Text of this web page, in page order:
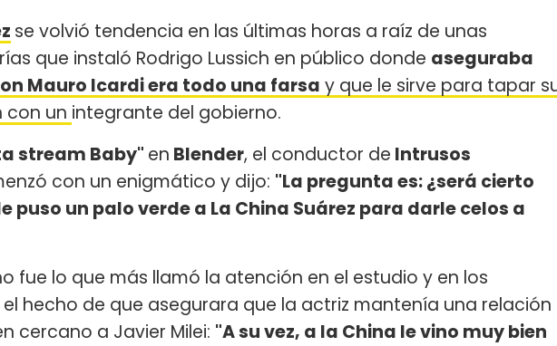
se volvió tendencia en las últimas horas a raíz de unas
que instaló Rodrigo Lussich en público donde aseguraba
Mauro Icardi era todo una farsa y que le sirve para tapar
con un integrante del gobierno.
stream Baby" en Blender, el conductor de Intrusos
con un enigmático y dijo: "La pregunta es: ¿será cierto
puso un palo verde a La China Suárez para darle celos a
fue lo que más llamó la atención en el estudio y en los
hecho de que asegurara que la actriz mantenía una relación
cercano a Javier Milei: "A su vez, a la China le vino muy bien